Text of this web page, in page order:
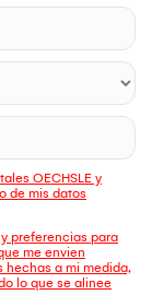
OECHSLE y
de mis datos
preferencias para
me envien
hechas a mi medida,
lo que se alinee